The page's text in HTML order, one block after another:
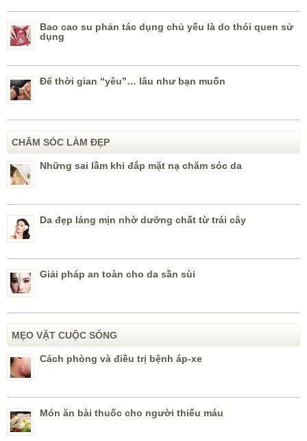
Bao cao su phản tác dụng chủ yếu là do thói quen sử
dụng
Để thời gian “yêu”… lâu như bạn muốn
CHĂM SÓC LÀM ĐẸP
Những sai lầm khi đắp mặt nạ chăm sóc da
Da đẹp láng mịn nhờ dưỡng chất từ trái cây
Giải pháp an toàn cho da sần sùi
MẸO VẶT CUỘC SỐNG
Cách phòng và điều trị bệnh áp-xe
Món ăn bài thuốc cho người thiếu máu